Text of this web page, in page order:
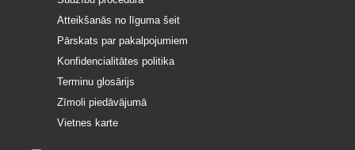
Atteikšanās no līguma šeit
Pārskats par pakalpojumiem
Konfidencialitātes politika
Terminu glosārijs
Zīmoli piedāvājumā
Vietnes karte